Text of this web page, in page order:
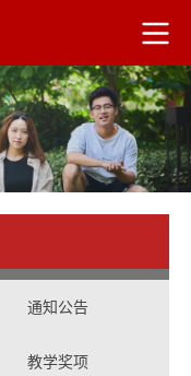
通知公告
教学奖项